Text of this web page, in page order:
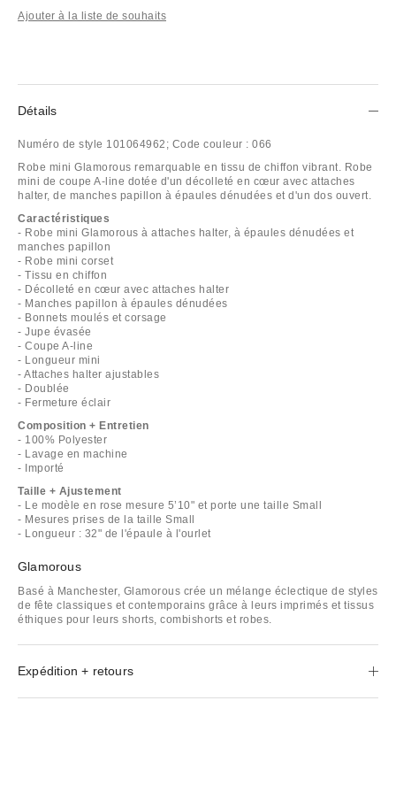
Ajouter à la liste de souhaits
Détails
Numéro de style 101064962; Code couleur : 066
Robe mini Glamorous remarquable en tissu de chiffon vibrant. Robe
mini de coupe A-line dotée d'un décolleté en cœur avec attaches
halter, de manches papillon à épaules dénudées et d'un dos ouvert.
Caractéristiques
- Robe mini Glamorous à attaches halter, à épaules dénudées et
manches papillon
- Robe mini corset
- Tissu en chiffon
- Décolleté en cœur avec attaches halter
- Manches papillon à épaules dénudées
- Bonnets moulés et corsage
- Jupe évasée
- Coupe A-line
- Longueur mini
- Attaches halter ajustables
- Doublée
- Fermeture éclair
Composition + Entretien
- 100% Polyester
- Lavage en machine
- Importé
Taille + Ajustement
- Le modèle en rose mesure 5’10" et porte une taille Small
- Mesures prises de la taille Small
- Longueur : 32" de l'épaule à l'ourlet
Glamorous
Basé à Manchester, Glamorous crée un mélange éclectique de styles
de fête classiques et contemporains grâce à leurs imprimés et tissus
éthiques pour leurs shorts, combishorts et robes.
Expédition + retours